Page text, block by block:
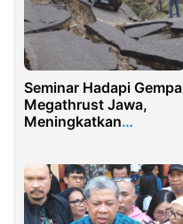
Seminar Hadapi Gempa
Megathrust Jawa,
Meningkatkan